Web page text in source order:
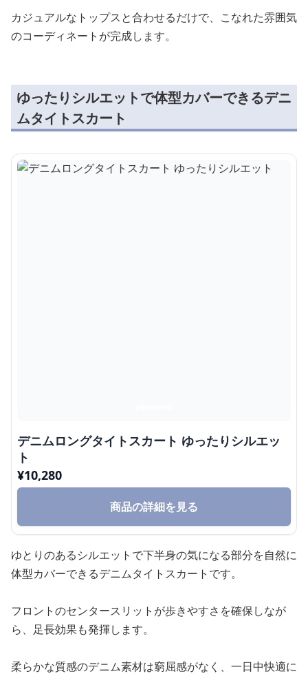
カジュアルなトップスと合わせるだけで、こなれた雰囲気
のコーディネートが完成します。
ゆったりシルエットで体型カバーできるデニ
ムタイトスカート
デニムロングタイトスカート ゆったりシルエッ
ト
¥10,280
商品の詳細を見る
ゆとりのあるシルエットで下半身の気になる部分を自然に
体型カバーできるデニムタイトスカートです。
フロントのセンタースリットが歩きやすさを確保しなが
ら、足長効果も発揮します。
柔らかな質感のデニム素材は窮屈感がなく、一日中快適に